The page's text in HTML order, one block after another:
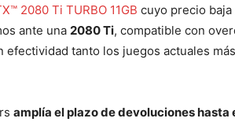
2080 Ti TURBO 11GB cuyo precio baja
ante una 2080 Ti, compatible con
efectividad tanto los juegos actuales
amplía el plazo de devoluciones hasta